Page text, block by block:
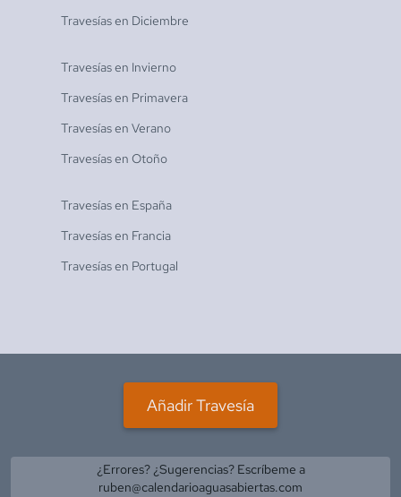
Travesías en Diciembre
Travesías en Invierno
Travesías en Primavera
Travesías en Verano
Travesías en Otoño
Travesías en España
Travesías en Francia
Travesías en Portugal
Añadir Travesía
¿Errores? ¿Sugerencias? Escríbeme a
ruben@calendarioaguasabiertas.com